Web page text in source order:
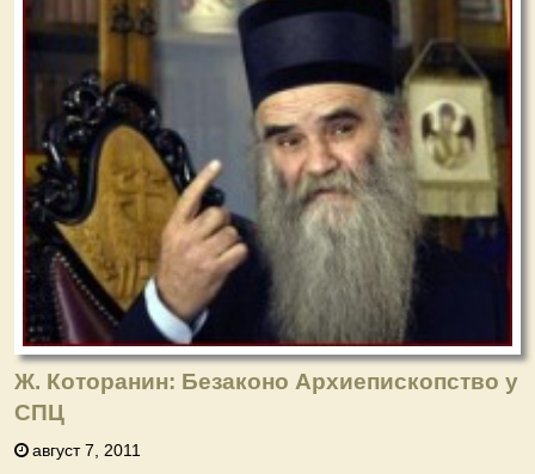
Ж. Которанин: Безаконо Архиепископство у
СПЦ
август 7, 2011